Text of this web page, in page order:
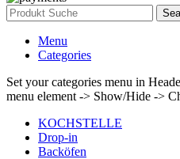
Menu
Categories
Set your categories menu in
menu element -> Show/Hide ->
KOCHSTELLE
Drop-in
Backöfen